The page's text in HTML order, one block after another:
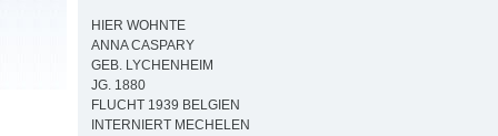
HIER WOHNTE
ANNA CASPARY
GEB. LYCHENHEIM
JG. 1880
FLUCHT 1939 BELGIEN
INTERNIERT MECHELEN